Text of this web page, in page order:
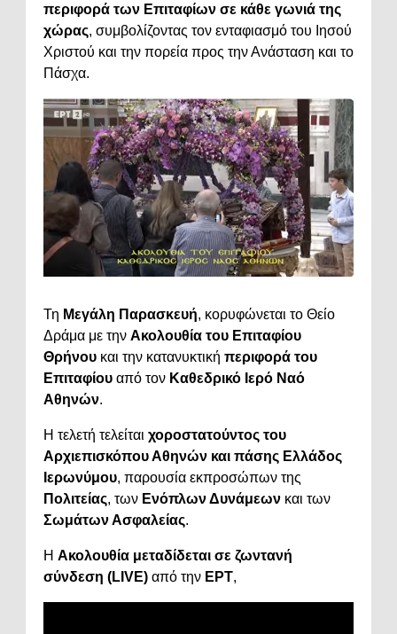
περιφορά των Επιταφίων σε κάθε γωνιά της
χώρας, συμβολίζοντας τον ενταφιασμό του Ιησού
Χριστού και την πορεία προς την Ανάσταση και το
Πάσχα.
Τη Μεγάλη Παρασκευή, κορυφώνεται το Θείο
Δράμα με την Ακολουθία του Επιταφίου
Θρήνου και την κατανυκτική περιφορά του
Επιταφίου από τον Καθεδρικό Ιερό Ναό
Αθηνών.
Η τελετή τελείται χοροστατούντος του
Αρχιεπισκόπου Αθηνών και πάσης Ελλάδος
Ιερωνύμου, παρουσία εκπροσώπων της
Πολιτείας, των Ενόπλων Δυνάμεων και των
Σωμάτων Ασφαλείας.
Η Ακολουθία μεταδίδεται σε ζωντανή
σύνδεση (LIVE) από την ΕΡΤ,